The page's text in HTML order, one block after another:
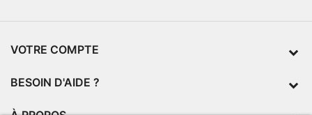
VOTRE COMPTE
BESOIN D'AIDE ?